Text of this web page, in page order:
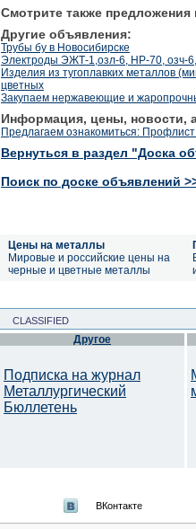
Смотрите также
Другие объявления:
Трубы бу в Новосибирске
Электроды ЭЖТ-1,озл-6, НР-70, озч-
Изделия из тугоплавких металлов
цветных
Закупаем нержавеющие и
Информация, цены, новости,
Предлагаем ознакомиться:
Вернуться в раздел "Доска
Поиск по доске объявлений
Цены на металлы
Мировые и российские цены на
черные и цветные металлы
CLASSIFIED
Другое
Подписка на журнал
Металлургический
Бюллетень
ВКонтакте